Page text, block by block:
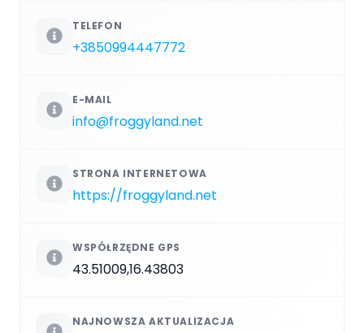
TELEFON
+3850994447772
E-MAIL
info@froggyland.net
STRONA INTERNETOWA
https://froggyland.net
WSPÓŁRZĘDNE GPS
43.51009,16.43803
NAJNOWSZA AKTUALIZACJA